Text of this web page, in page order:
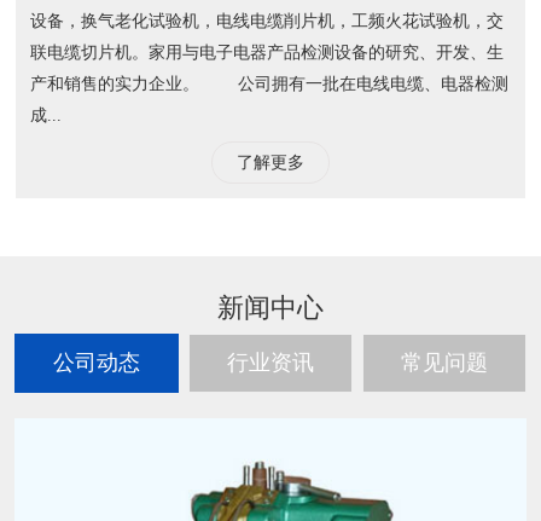
设备，换气老化试验机，电线电缆削片机，工频火花试验机，交
联电缆切片机。家用与电子电器产品检测设备的研究、开发、生
产和销售的实力企业。 公司拥有一批在电线电缆、电器检测
成...
了解更多
新闻中心
公司动态 行业资讯 常见问题